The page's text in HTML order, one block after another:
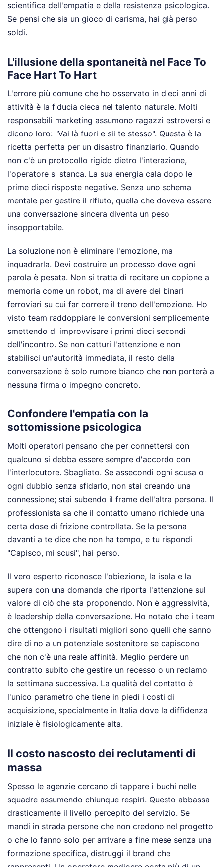
scientifica dell'empatia e della resistenza psicologica.
Se pensi che sia un gioco di carisma, hai già perso
soldi.
L'illusione della spontaneità nel Face To
Face Hart To Hart
L'errore più comune che ho osservato in dieci anni di
attività è la fiducia cieca nel talento naturale. Molti
responsabili marketing assumono ragazzi estroversi e
dicono loro: "Vai là fuori e sii te stesso". Questa è la
ricetta perfetta per un disastro finanziario. Quando
non c'è un protocollo rigido dietro l'interazione,
l'operatore si stanca. La sua energia cala dopo le
prime dieci risposte negative. Senza uno schema
mentale per gestire il rifiuto, quella che doveva essere
una conversazione sincera diventa un peso
insopportabile.
La soluzione non è eliminare l'emozione, ma
inquadrarla. Devi costruire un processo dove ogni
parola è pesata. Non si tratta di recitare un copione a
memoria come un robot, ma di avere dei binari
ferroviari su cui far correre il treno dell'emozione. Ho
visto team raddoppiare le conversioni semplicemente
smettendo di improvvisare i primi dieci secondi
dell'incontro. Se non catturi l'attenzione e non
stabilisci un'autorità immediata, il resto della
conversazione è solo rumore bianco che non porterà a
nessuna firma o impegno concreto.
Confondere l'empatia con la
sottomissione psicologica
Molti operatori pensano che per connettersi con
qualcuno si debba essere sempre d'accordo con
l'interlocutore. Sbagliato. Se assecondi ogni scusa o
ogni dubbio senza sfidarlo, non stai creando una
connessione; stai subendo il frame dell'altra persona. Il
professionista sa che il contatto umano richiede una
certa dose di frizione controllata. Se la persona
davanti a te dice che non ha tempo, e tu rispondi
"Capisco, mi scusi", hai perso.
Il vero esperto riconosce l'obiezione, la isola e la
supera con una domanda che riporta l'attenzione sul
valore di ciò che sta proponendo. Non è aggressività,
è leadership della conversazione. Ho notato che i team
che ottengono i risultati migliori sono quelli che sanno
dire di no a un potenziale sostenitore se capiscono
che non c'è una reale affinità. Meglio perdere un
contratto subito che gestire un recesso o un reclamo
la settimana successiva. La qualità del contatto è
l'unico parametro che tiene in piedi i costi di
acquisizione, specialmente in Italia dove la diffidenza
iniziale è fisiologicamente alta.
Il costo nascosto dei reclutamenti di
massa
Spesso le agenzie cercano di tappare i buchi nelle
squadre assumendo chiunque respiri. Questo abbassa
drasticamente il livello percepito del servizio. Se
mandi in strada persone che non credono nel progetto
o che lo fanno solo per arrivare a fine mese senza una
formazione specifica, distruggi il brand che